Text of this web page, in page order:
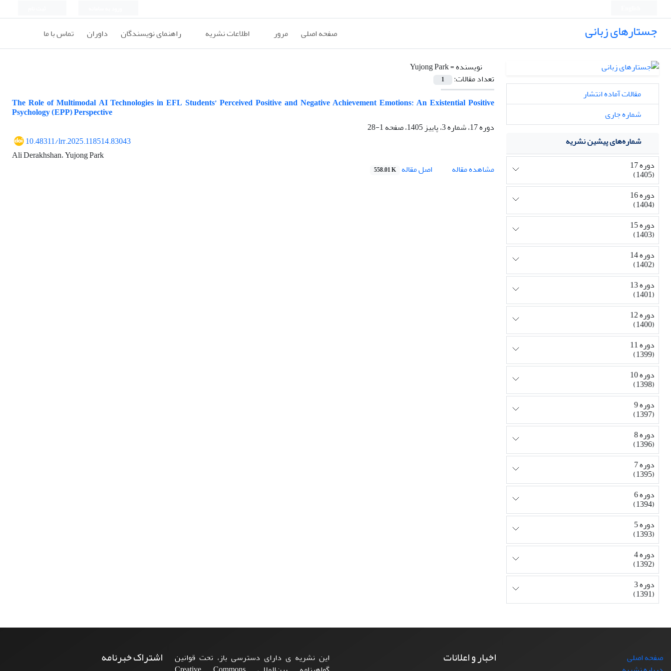
جستارهای زبانی صفحه اصلی مرور اطلاعات نشریه راهنمای نویسندگان داوران تماس با ما
نویسنده =Yujong Park
تعداد مقالات:
1
The Role of Multimodal AI Technologies in EFL Students’ Perceived Positive and Negative Achievement Emotions: An Existential Positive
Psychology (EPP) Perspective
دوره 17، شماره 3، پاییز 1405، صفحه
1-28
10.48311/lrr.2025.118514.83043
Ali Derakhshan، Yujong Park
مشاهده مقاله
اصل مقاله 558.01 K
مقالات آماده انتشار
شماره جاری
شماره‌های پیشین نشریه
دوره 17
(1405)
دوره 16
(1404)
دوره 15
(1403)
دوره 14
(1402)
دوره 13
(1401)
دوره 12
(1400)
دوره 11
(1399)
دوره 10
(1398)
دوره 9
(1397)
دوره 8
(1396)
دوره 7
(1395)
دوره 6
(1394)
دوره 5
(1393)
دوره 4
(1392)
دوره 3
(1391)
صفحه اصلی
اخبار و اعلانات
این نشریه ی دارای دسترسی باز، تحت قوانین
اشتراک خبرنامه